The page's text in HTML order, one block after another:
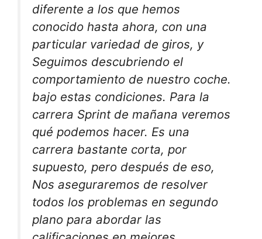
diferente a los que hemos
conocido hasta ahora, con una
particular variedad de giros, y
Seguimos descubriendo el
comportamiento de nuestro coche.
bajo estas condiciones. Para la
carrera Sprint de mañana veremos
qué podemos hacer. Es una
carrera bastante corta, por
supuesto, pero después de eso,
Nos aseguraremos de resolver
todos los problemas en segundo
plano para abordar las